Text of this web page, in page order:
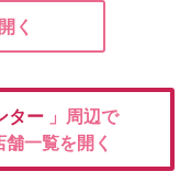
く
ター 」周辺で
一覧を開く